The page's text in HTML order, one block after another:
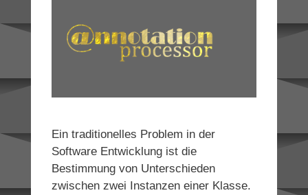
Ein traditionelles Problem in der
Software Entwicklung ist die
Bestimmung von Unterschieden
zwischen zwei Instanzen einer Klasse.